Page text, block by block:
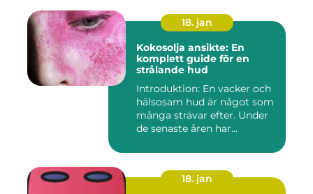
18. jan
Kokosolja ansikte: En
komplett guide för en
strålande hud
Introduktion: En vacker och
hälsosam hud är något som
många strävar efter. Under
de senaste åren har...
18. jan